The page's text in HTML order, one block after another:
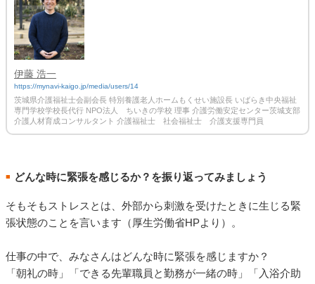
伊藤 浩一
https://mynavi-kaigo.jp/media/users/14
茨城県介護福祉士会副会長 特別養護老人ホームもくせい施設長 いばらき中央福祉
専門学校学校長代行 NPO法人 ちいきの学校 理事 介護労働安定センター茨城支部
介護人材育成コンサルタント 介護福祉士 社会福祉士 介護支援専門員
■ どんな時に緊張を感じるか？を振り返ってみましょう
そもそもストレスとは、外部から刺激を受けたときに生じる緊
張状態のことを言います（厚生労働省HPより）。
仕事の中で、みなさんはどんな時に緊張を感じますか？
「朝礼の時」「できる先輩職員と勤務が一緒の時」「入浴介助